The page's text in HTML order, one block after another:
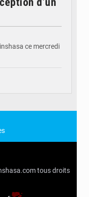
ce mercredi
tous droits